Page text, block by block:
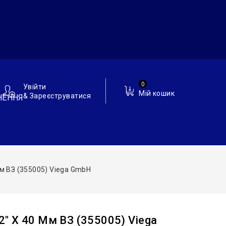
Мій кошик
0
Увійти
& Зареєструватися
(355005) Viega GmbH
X 40 Мм ВЗ (355005) Viega